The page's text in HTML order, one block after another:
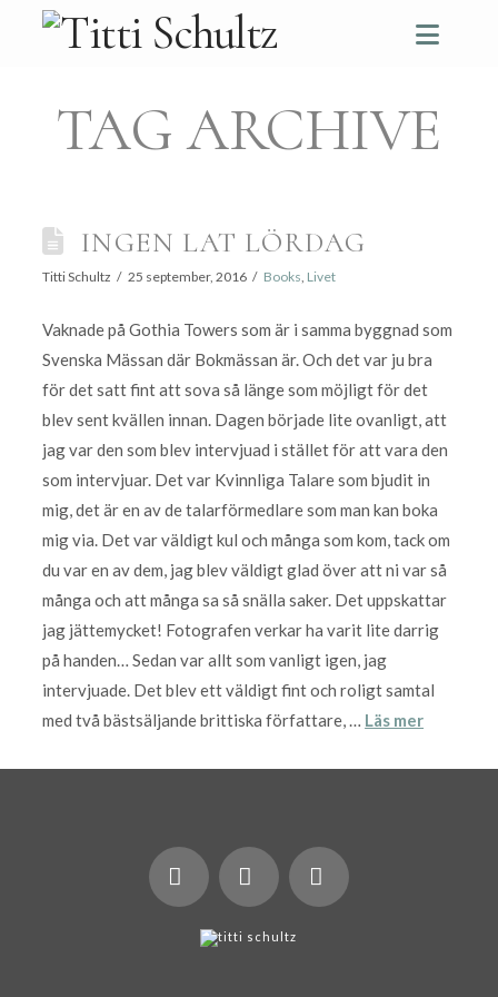
TAG ARCHIVE
INGEN LAT LÖRDAG
Titti Schultz 25 september, 2016 Books, Livet
Vaknade på Gothia Towers som är i samma byggnad som
Svenska Mässan där Bokmässan är. Och det var ju bra
för det satt fint att sova så länge som möjligt för det
blev sent kvällen innan. Dagen började lite ovanligt, att
jag var den som blev intervjuad i stället för att vara den
som intervjuar. Det var Kvinnliga Talare som bjudit in
mig, det är en av de talarförmedlare som man kan boka
mig via. Det var väldigt kul och många som kom, tack om
du var en av dem, jag blev väldigt glad över att ni var så
många och att många sa så snälla saker. Det uppskattar
jag jättemycket! Fotografen verkar ha varit lite darrig
på handen… Sedan var allt som vanligt igen, jag
intervjuade. Det blev ett väldigt fint och roligt samtal
med två bästsäljande brittiska författare, … Läs mer
LinkedIn